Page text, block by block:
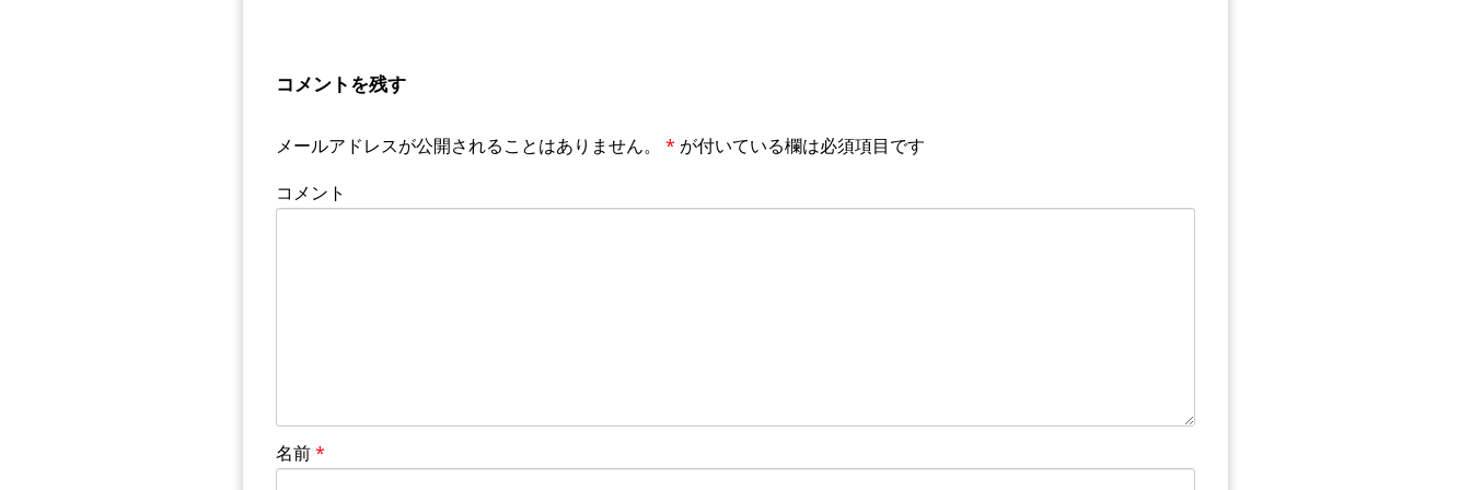
コメントを残す
メールアドレスが公開されることはありません。 * が付いている欄は必須項目です
コメント
名前*